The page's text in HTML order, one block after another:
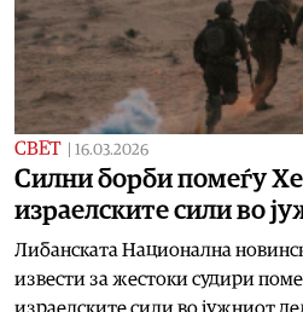
СВЕТ 16.03.2026
Силни борби помеѓу
израелските сили во
Либанската Национална
извести за жестоки судири